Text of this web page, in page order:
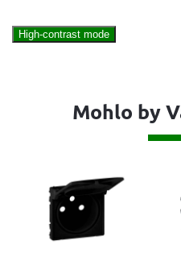
High-contrast mode
Mohlo by